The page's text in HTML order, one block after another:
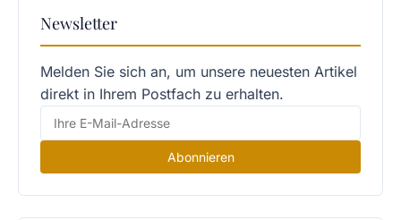
Newsletter
Melden Sie sich an, um unsere neuesten Artikel
direkt in Ihrem Postfach zu erhalten.
Abonnieren